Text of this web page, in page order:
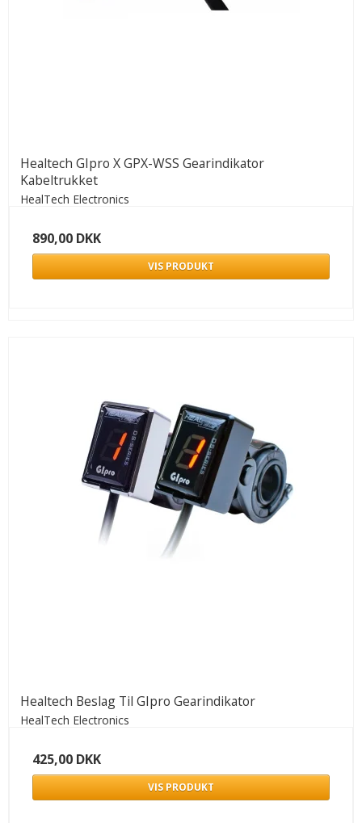
Healtech GIpro X GPX-WSS Gearindikator
Kabeltrukket
HealTech Electronics
890,00 DKK
VIS PRODUKT
Healtech Beslag Til GIpro Gearindikator
HealTech Electronics
425,00 DKK
VIS PRODUKT